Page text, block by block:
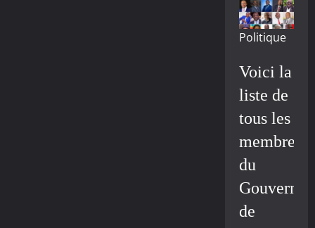
Politique
Voici la
liste de
tous les
membres
du
de